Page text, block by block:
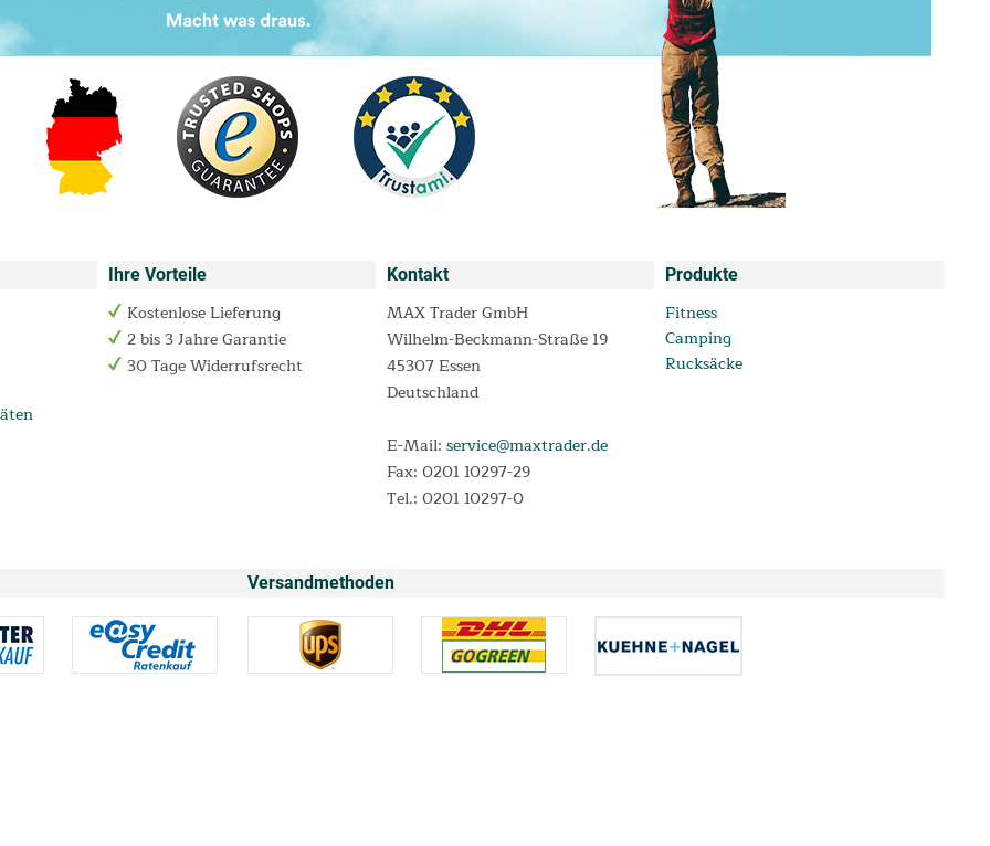
Ihre Vorteile
Kostenlose Lieferung
2 bis 3 Jahre Garantie
30 Tage Widerrufsrecht
Kontakt
MAX Trader GmbH
Wilhelm-Beckmann-Straße 19
45307 Essen
Deutschland
E-Mail: service@maxtrader.de
Fax: 0201 10297-29
Tel.: 0201 10297-0
Produkte
Fitness
Camping
Rucksäcke
Versandmethoden